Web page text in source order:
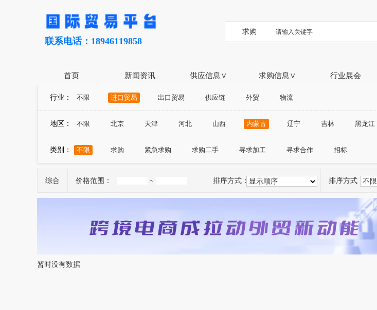
联系电话：18946119858
求购
首页 新闻资讯 供应信息∨ 求购信息∨ 行业展会
行业： 不限 进口贸易 出口贸易 供应链 外贸 物流
地区： 不限 北京 天津 河北 山西 内蒙古 辽宁 吉林 黑龙江
山东
河南 湖北 湖南 广东 广西 海南 重庆市 四川
宁夏
新疆 台湾 澳门
类别： 不限 求购 紧急求购 求购二手 寻求加工 寻求合作 招标
综合 价格范围： ~ 排序方式：显示顺序 排序方式：不限
暂时没有数据